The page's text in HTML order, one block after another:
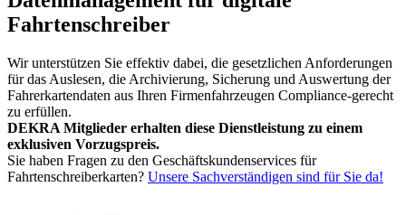
Fahrtenschreiber
Wir unterstützen Sie effektiv dabei, die gesetzlichen Anforderungen
für das Auslesen, die Archivierung, Sicherung und Auswertung der
Fahrerkartendaten aus Ihren Firmenfahrzeugen Compliance-gerecht
zu erfüllen.
DEKRA Mitglieder erhalten diese Dienstleistung zu einem
exklusiven Vorzugspreis.
Sie haben Fragen zu den Geschäftskundenservices für
Fahrtenschreiberkarten? Unsere Sachverständigen sind für Sie da!